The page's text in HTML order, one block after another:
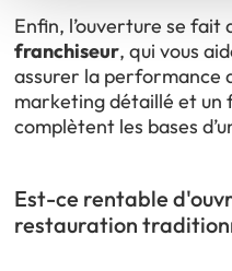
Enfin, l’ouverture se fait
franchiseur, qui vous
assurer la performance
marketing détaillé et un
complètent les bases
Est-ce rentable
restauration